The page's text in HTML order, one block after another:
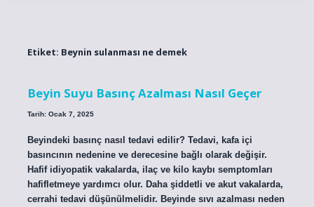
Etiket: Beynin sulanması ne demek
Beyin Suyu Basınç Azalması Nasıl Geçer
Tarih: Ocak 7, 2025
Beyindeki basınç nasıl tedavi edilir? Tedavi, kafa içi
basıncının nedenine ve derecesine bağlı olarak değişir.
Hafif idiyopatik vakalarda, ilaç ve kilo kaybı semptomları
hafifletmeye yardımcı olur. Daha şiddetli ve akut vakalarda,
cerrahi tedavi düşünülmelidir. Beyinde sıvı azalması neden